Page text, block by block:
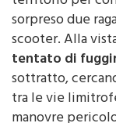
territorio per
sorpreso due
scooter. Alla
tentato di
sottratto,